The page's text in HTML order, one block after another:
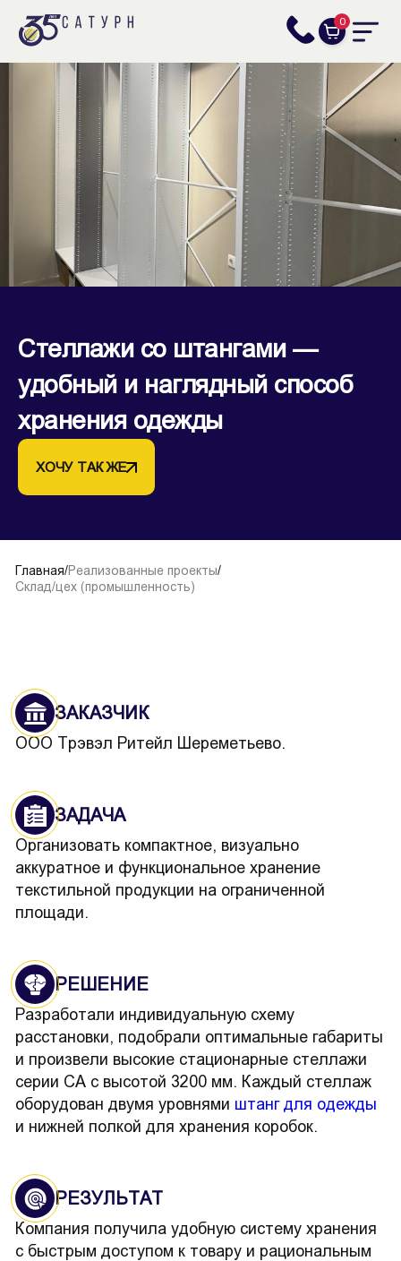
0
Стеллажи со штангами —
удобный и наглядный способ
хранения одежды
ХОЧУ ТАК ЖЕ
Главная/Реализованные проекты/
Склад/цех (промышленность)
ЗАКАЗЧИК
ООО Трэвэл Ритейл Шереметьево.
ЗАДАЧА
Организовать компактное, визуально
аккуратное и функциональное хранение
текстильной продукции на ограниченной
площади.
РЕШЕНИЕ
Разработали индивидуальную схему
расстановки, подобрали оптимальные габариты
и произвели высокие стационарные стеллажи
серии СА с высотой 3200 мм. Каждый стеллаж
оборудован двумя уровнями штанг для одежды
и нижней полкой для хранения коробок.
РЕЗУЛЬТАТ
Компания получила удобную систему хранения
с быстрым доступом к товару и рациональным